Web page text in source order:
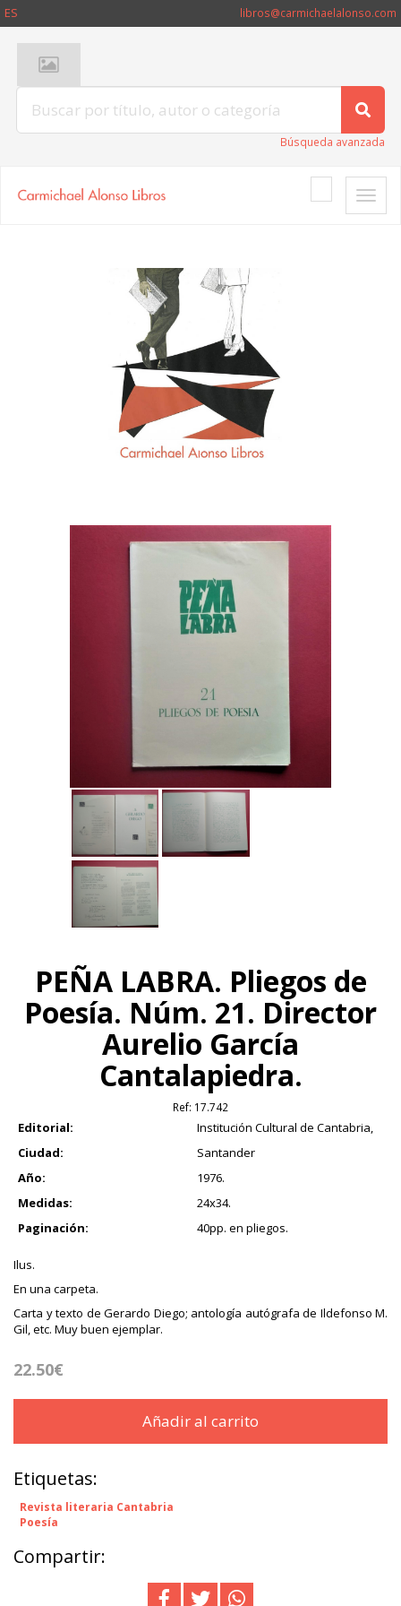
ES libros@carmichaelalonso.com
Búsqueda avanzada
Toggle
PEÑA LABRA. Pliegos de
Poesía. Núm. 21. Director
Aurelio García
Cantalapiedra.
Ref: 17.742
Editorial:
Institución Cultural de Cantabria,
Ciudad:
Santander
Año:
1976.
Medidas:
24x34.
Paginación:
40pp. en pliegos.
Ilus.
En una carpeta.
Carta y texto de Gerardo Diego; antología autógrafa de Ildefonso M.
Gil, etc. Muy buen ejemplar.
22.50€
Añadir al carrito
Etiquetas:
Revista literaria Cantabria
Poesía
Compartir: